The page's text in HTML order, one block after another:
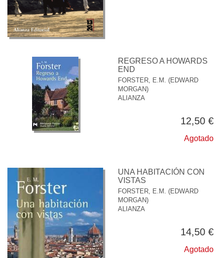
REGRESO A HOWARDS
END
FORSTER, E.M. (EDWARD
MORGAN)
ALIANZA
12,50 €
Agotado
UNA HABITACIÓN CON
VISTAS
FORSTER, E.M. (EDWARD
MORGAN)
ALIANZA
14,50 €
Agotado